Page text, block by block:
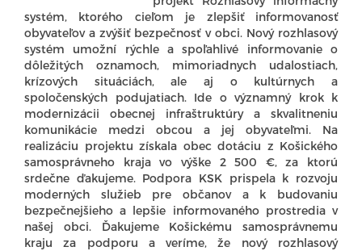
systém, ktorého cieľom je zlepšiť informovanosť
obyvateľov a zvýšiť bezpečnosť v obci. Nový rozhlasový
systém umožní rýchle a spoľahlivé informovanie o
dôležitých oznamoch, mimoriadnych udalostiach,
krízových situáciách, ale aj o kultúrnych a
spoločenských podujatiach. Ide o významný krok k
modernizácii obecnej infraštruktúry a skvalitneniu
komunikácie medzi obcou a jej obyvateľmi. Na
realizáciu projektu získala obec dotáciu z Košického
samosprávneho kraja vo výške 2 500 €, za ktorú
srdečne ďakujeme. Podpora KSK prispela k rozvoju
moderných služieb pre občanov a k budovaniu
bezpečnejšieho a lepšie informovaného prostredia v
našej obci. Ďakujeme Košickému samosprávnemu
kraju za podporu a veríme, že nový rozhlasový